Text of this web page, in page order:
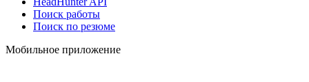
Поиск работы
Поиск по резюме
Мобильное приложение